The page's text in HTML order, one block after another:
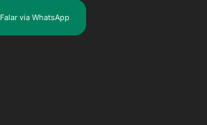
Falar via WhatsApp